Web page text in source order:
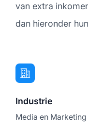
van extra
dan hieronder
Industrie
Media en Marketing